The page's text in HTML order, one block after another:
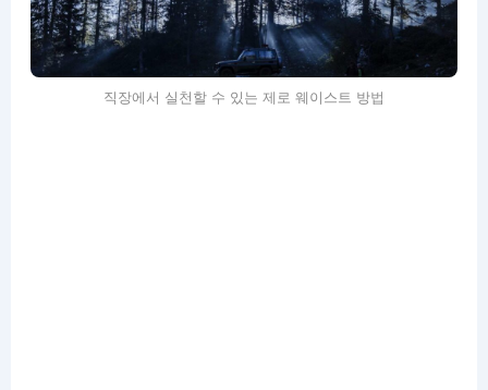
직장에서 실천할 수 있는 제로 웨이스트 방법